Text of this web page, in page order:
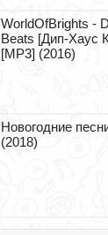
WorldOfBrights -
Beats [Дип-Хаус
[MP3] (2016)
Новогодние
(2018)